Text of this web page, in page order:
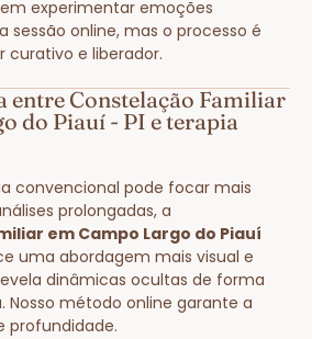
experimentar emoções
sessão online, mas o processo é
curativo e liberador.
entre Constelação Familiar
do Piauí - PI e terapia
convencional pode focar mais
prolongadas, a
em Campo Largo do Piauí
uma abordagem mais visual e
dinâmicas ocultas de forma
Nosso método online garante a
profundidade.